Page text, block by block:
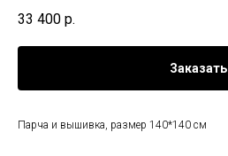
33 400 р.
Заказать
Парча и вышивка, размер 140*140 см